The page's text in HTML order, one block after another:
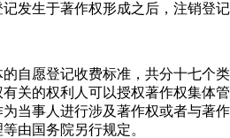
发生于著作权形成之后，注销登
自愿登记收费标准，共分十七
关的权利人可以授权著作权集
当事人进行涉及著作权或者与
由国务院另行规定。